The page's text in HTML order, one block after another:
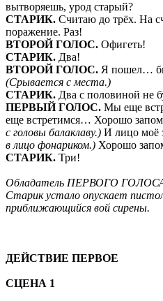
вытворяешь, урод старый?
СТАРИК. Считаю до трёх. На
поражение. Раз!
ВТОРОЙ ГОЛОС. Офигеть!
СТАРИК. Два!
ВТОРОЙ ГОЛОС. Я пошел…
(Срывается с места.)
СТАРИК. Два с половиной не
ПЕРВЫЙ ГОЛОС. Мы еще
еще встретимся… Хорошо
с головы балаклаву.) И лицо моё
в лицо фонариком.) Хорошо
СТАРИК. Три!
Обладатель ПЕРВОГО ГОЛОСА
Старик устало опускает
приближающийся вой сирены.
ДЕЙСТВИЕ ПЕРВОЕ
СЦЕНА 1